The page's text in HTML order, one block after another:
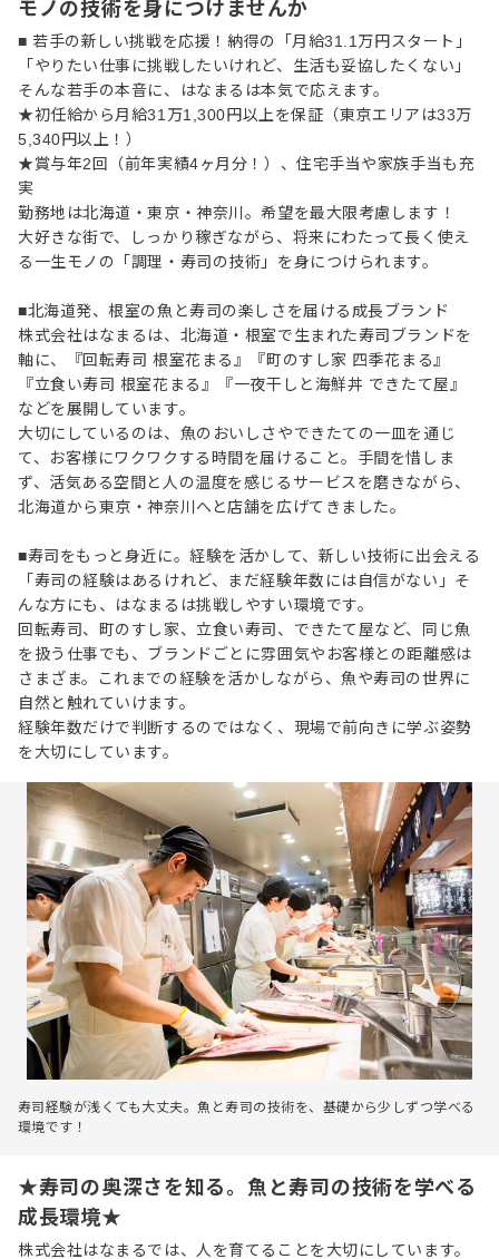
モノの技術を身につけませんか
■ 若手の新しい挑戦を応援！納得の「月給31.1万円スタート」
「やりたい仕事に挑戦したいけれど、生活も妥協したくない」
そんな若手の本音に、はなまるは本気で応えます。
★初任給から月給31万1,300円以上を保証（東京エリアは33万
5,340円以上！）
★賞与年2回（前年実績4ヶ月分！）、住宅手当や家族手当も充
実
勤務地は北海道・東京・神奈川。希望を最大限考慮します！
大好きな街で、しっかり稼ぎながら、将来にわたって長く使え
る一生モノの「調理・寿司の技術」を身につけられます。
■北海道発、根室の魚と寿司の楽しさを届ける成長ブランド
株式会社はなまるは、北海道・根室で生まれた寿司ブランドを
軸に、『回転寿司 根室花まる』『町のすし家 四季花まる』
『立食い寿司 根室花まる』『一夜干しと海鮮丼 できたて屋』
などを展開しています。
大切にしているのは、魚のおいしさやできたての一皿を通じ
て、お客様にワクワクする時間を届けること。手間を惜しま
ず、活気ある空間と人の温度を感じるサービスを磨きながら、
北海道から東京・神奈川へと店舗を広げてきました。
■寿司をもっと身近に。経験を活かして、新しい技術に出会える
「寿司の経験はあるけれど、まだ経験年数には自信がない」そ
んな方にも、はなまるは挑戦しやすい環境です。
回転寿司、町のすし家、立食い寿司、できたて屋など、同じ魚
を扱う仕事でも、ブランドごとに雰囲気やお客様との距離感は
さまざま。これまでの経験を活かしながら、魚や寿司の世界に
自然と触れていけます。
経験年数だけで判断するのではなく、現場で前向きに学ぶ姿勢
を大切にしています。
寿司経験が浅くても大丈夫。魚と寿司の技術を、基礎から少しずつ学べる
環境です！
★寿司の奥深さを知る。魚と寿司の技術を学べる
成長環境★
株式会社はなまるでは、人を育てることを大切にしています。